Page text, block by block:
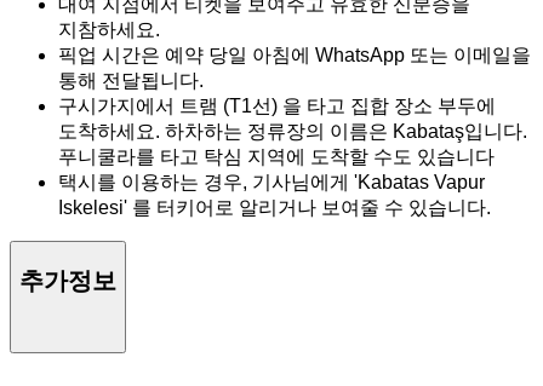
대여 지점에서 티켓을 보여주고 유효한 신분증을
지참하세요.
픽업 시간은 예약 당일 아침에 WhatsApp 또는 이메일을
통해 전달됩니다.
구시가지에서 트램 (T1선) 을 타고 집합 장소 부두에
도착하세요. 하차하는 정류장의 이름은 Kabataş입니다.
푸니쿨라를 타고 탁심 지역에 도착할 수도 있습니다
택시를 이용하는 경우, 기사님에게 'Kabatas Vapur
Iskelesi' 를 터키어로 알리거나 보여줄 수 있습니다.
추가정보